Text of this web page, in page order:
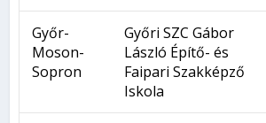
Győr-
Moson-
Sopron
Győri SZC Gábor
László Építő- és
Faipari Szakképző
Iskola